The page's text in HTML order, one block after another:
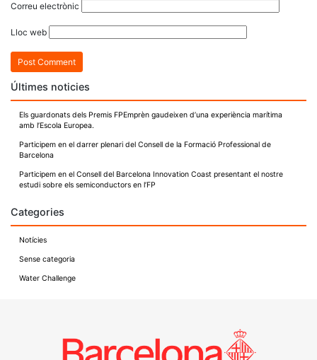
Correu electrònic
Lloc web
Últimes noticies
Els guardonats dels Premis FPEmprèn gaudeixen d’una experiència marítima
amb l’Escola Europea.
Participem en el darrer plenari del Consell de la Formació Professional de
Barcelona
Participem en el Consell del Barcelona Innovation Coast presentant el nostre
estudi sobre els semiconductors en l’FP
Categories
Notícies
Sense categoria
Water Challenge